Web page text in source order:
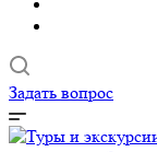
Задать вопрос